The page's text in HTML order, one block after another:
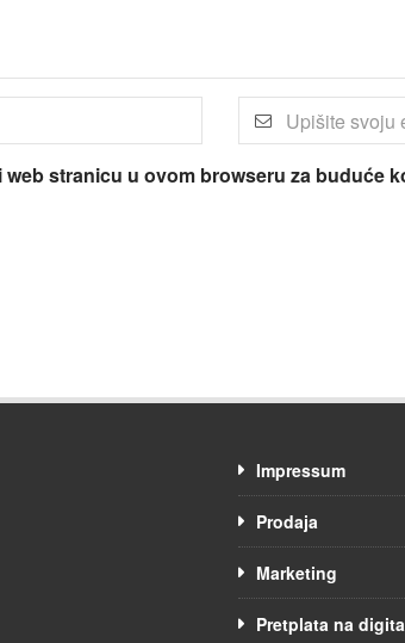
web stranicu u ovom browseru za buduće
Impressum
Prodaja
Marketing
Pretplata na